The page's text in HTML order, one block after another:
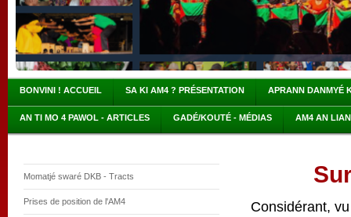
BONVINI ! ACCUEIL SA KI AM4 ? PRÉSENTATION APRANN DANMYÉ
AN TI MO 4 PAWOL - ARTICLES GADÉ/KOUTÉ - MÉDIAS AM4 AN
Momatjé swaré DKB - Tracts
Prises de position de l'AM4
Considérant,